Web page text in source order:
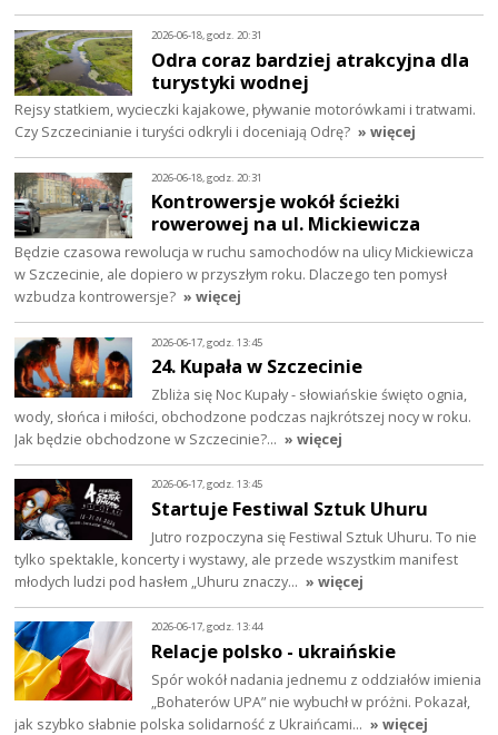
2026-06-18, godz. 20:31
Odra coraz bardziej atrakcyjna dla
turystyki wodnej
Rejsy statkiem, wycieczki kajakowe, pływanie motorówkami i tratwami.
Czy Szczecinianie i turyści odkryli i doceniają Odrę? » więcej
2026-06-18, godz. 20:31
Kontrowersje wokół ścieżki
rowerowej na ul. Mickiewicza
Będzie czasowa rewolucja w ruchu samochodów na ulicy Mickiewicza
w Szczecinie, ale dopiero w przyszłym roku. Dlaczego ten pomysł
wzbudza kontrowersje? » więcej
2026-06-17, godz. 13:45
24. Kupała w Szczecinie
Zbliża się Noc Kupały - słowiańskie święto ognia,
wody, słońca i miłości, obchodzone podczas najkrótszej nocy w roku.
Jak będzie obchodzone w Szczecinie?… » więcej
2026-06-17, godz. 13:45
Startuje Festiwal Sztuk Uhuru
Jutro rozpoczyna się Festiwal Sztuk Uhuru. To nie
tylko spektakle, koncerty i wystawy, ale przede wszystkim manifest
młodych ludzi pod hasłem „Uhuru znaczy… » więcej
2026-06-17, godz. 13:44
Relacje polsko - ukraińskie
Spór wokół nadania jednemu z oddziałów imienia
„Bohaterów UPA” nie wybuchł w próżni. Pokazał,
jak szybko słabnie polska solidarność z Ukraińcami… » więcej